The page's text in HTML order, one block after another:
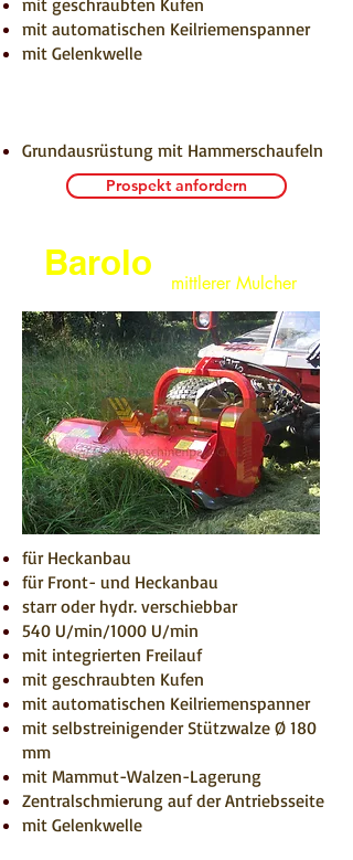
mit geschraubten Kufen
mit automatischen Keilriemenspanner
mit Gelenkwelle
Grundausrüstung mit Hammerschaufeln
Prospekt anfordern
Barolo
mittlerer Mulcher
für Heckanbau
für Front- und Heckanbau
starr oder hydr. verschiebbar
540 U/min/1000 U/min
mit integrierten Freilauf
mit geschraubten Kufen
mit automatischen Keilriemenspanner
mit selbstreinigender Stützwalze Ø 180
mm
mit Mammut-Walzen-Lagerung
Zentralschmierung auf der Antriebsseite
mit Gelenkwelle